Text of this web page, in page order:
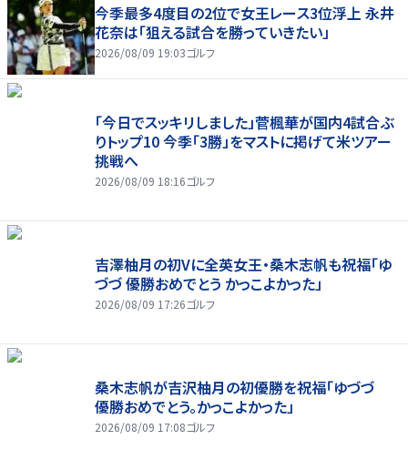
今季最多4度目の2位で女王レース3位浮上 永井
花奈は「狙える試合を勝っていきたい」
2026/08/09 19:03ゴルフ
「今日でスッキリしました」菅楓華が国内4試合ぶ
りトップ10 今季「3勝」をマストに掲げて米ツアー
挑戦へ
2026/08/09 18:16ゴルフ
吉澤柚月の初Vに全英女王・桑木志帆も祝福「ゆ
づづ 優勝おめでとう かっこよかった」
2026/08/09 17:26ゴルフ
桑木志帆が吉沢柚月の初優勝を祝福「ゆづづ
優勝おめでとう。かっこよかった」
2026/08/09 17:08ゴルフ